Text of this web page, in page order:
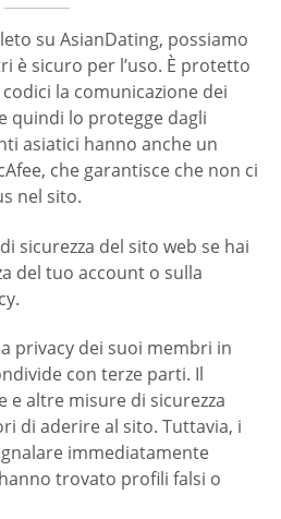
su AsianDating, possiamo
è sicuro per l’uso. È protetto
la comunicazione dei
quindi lo protegge dagli
asiatici hanno anche un
che garantisce che non ci
nel sito.
sicurezza del sito web se hai
del tuo account o sulla
privacy dei suoi membri in
con terze parti. Il
e altre misure di sicurezza
di aderire al sito. Tuttavia, i
immediatamente
trovato profili falsi o